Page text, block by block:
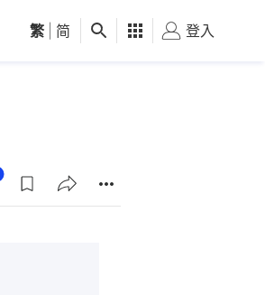
觀點 健康 好食玩飛
繁 简 登入